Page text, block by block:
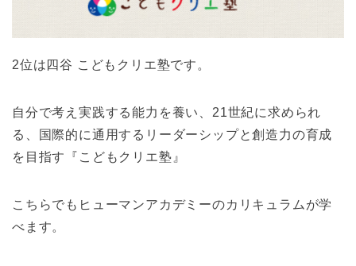
2位は四谷 こどもクリエ塾です。
自分で考え実践する能力を養い、21世紀に求められ
る、国際的に通用するリーダーシップと創造力の育成
を目指す『こどもクリエ塾』
こちらでもヒューマンアカデミーのカリキュラムが学
べます。